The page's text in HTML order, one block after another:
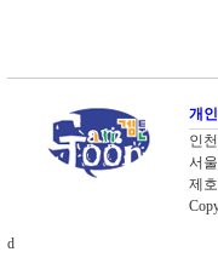
개
인
서
제
d